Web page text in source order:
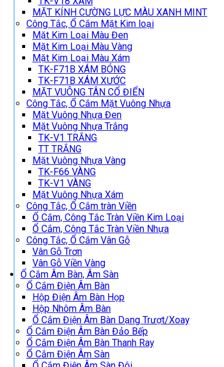
MẶT KÍNH CƯỜNG LỰC MÀU XANH MINT
Công Tắc, Ổ Cắm Mặt Kim loại
Mặt Kim Loại Màu Đen
Mặt Kim Loại Màu Vàng
Mặt Kim Loại Màu Xám
TK-F71B XÁM BÓNG
TK-F71B XÁM XƯỚC
MẶT VUÔNG TÂN CỔ ĐIỂN
Công Tắc, Ổ Cắm Mặt Vuông Nhựa
Mặt Vuông Nhựa Đen
Mặt Vuông Nhựa Trắng
TK-V1 TRẮNG
TT TRẮNG
Mặt Vuông Nhựa Vàng
TK-F66 VÀNG
TK-V1 VÀNG
Mặt Vuông Nhựa Xám
Công Tắc, Ổ Cắm tràn Viền
Ổ Cắm, Công Tắc Tràn Viền Kim Loại
Ổ Cắm, Công Tắc Tràn Viền Nhựa
Công Tắc, Ổ Cắm Vân Gỗ
Vân Gỗ Trơn
Vân Gỗ Viền Vàng
Ổ Cắm Âm Bàn, Âm Sàn
Ổ Cắm Điện Âm Bàn
Hộp Điện Âm Bàn Họp
Hộp Nhôm Âm Bàn
Ổ Cắm Điện Âm Bàn Dạng Trượt/Xoay
Ổ Cắm Điện Âm Bàn Đảo Bếp
Ổ Cắm Điện Âm Bàn Thanh Ray
Ổ Cắm Điện Âm Sàn